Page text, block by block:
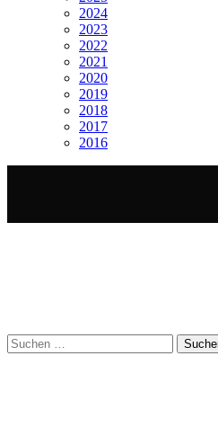
2024
2023
2022
2021
2020
2019
2018
2017
2016
Suchen
nach: